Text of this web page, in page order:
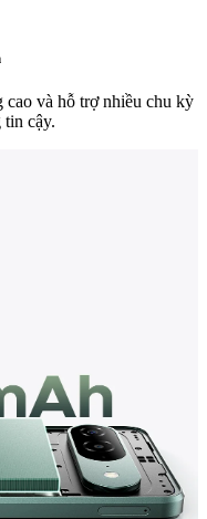
cao và hỗ trợ nhiều chu kỳ
tin cậy.